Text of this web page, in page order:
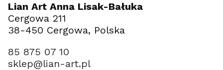
Lian Art Anna Lisak-Bałuka
Cergowa 211
38-450 Cergowa, Polska
85 875 07 10
sklep@lian-art.pl